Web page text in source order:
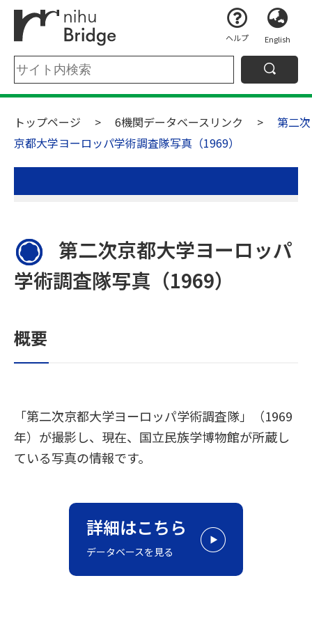
ヘルプ English
トップページ 6機関データベースリンク
第二次
京都大学ヨーロッパ学術調査隊写真（1969）
第二次京都大学ヨーロッパ
学術調査隊写真（1969）
概要
「第二次京都大学ヨーロッパ学術調査隊」（1969
年）が撮影し、現在、国立民族学博物館が所蔵し
ている写真の情報です。
詳細はこちら
データベースを見る